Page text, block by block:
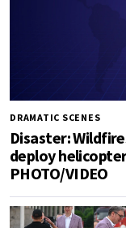
DRAMATIC SCENES
Disaster:
deploy
PHOTO/VIDEO